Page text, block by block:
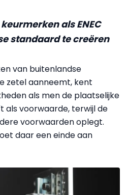
als ENEC
standaard te creëren
van buitenlandse
zetel aanneemt, kent
als men de plaatselijke
als voorwaarde, terwijl de
voorwaarden oplegt.
daar een einde aan